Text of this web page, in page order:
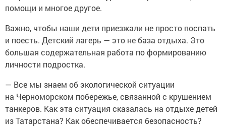
помощи и многое другое.
Важно, чтобы наши дети приезжали не просто поспать
и поесть. Детский лагерь — это не база отдыха. Это
большая содержательная работа по формированию
личности подростка.
— Все мы знаем об экологической ситуации
на Черноморском побережье, связанной с крушением
танкеров. Как эта ситуация сказалась на отдыхе детей
из Татарстана? Как обеспечивается безопасность?